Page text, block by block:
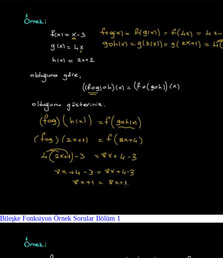
Bileşke Fonksiyon Örnek Sorular Bölüm 1